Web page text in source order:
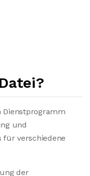
Dienstprogramm
und
für verschiedene
der